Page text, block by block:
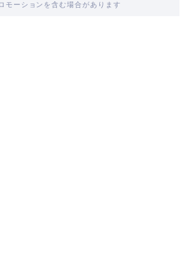
モーションを含む場合があります